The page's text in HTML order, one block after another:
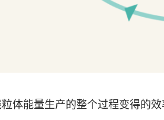
体能量生产的整个过程变得的